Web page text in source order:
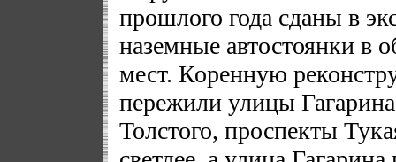
прошлого года сданы в
наземные автостоянки в
мест. Коренную
пережили улицы
Толстого, проспекты